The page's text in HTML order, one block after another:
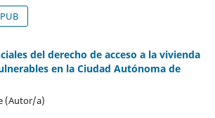
del derecho de acceso a la vivienda
en la Ciudad Autónoma de
(Autor/a)